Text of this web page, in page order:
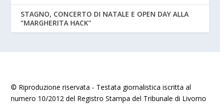
STAGNO, CONCERTO DI NATALE E OPEN DAY ALLA
“MARGHERITA HACK”
© Riproduzione riservata - Testata giornalistica iscritta al
numero 10/2012 del Registro Stampa del Tribunale di Livorno